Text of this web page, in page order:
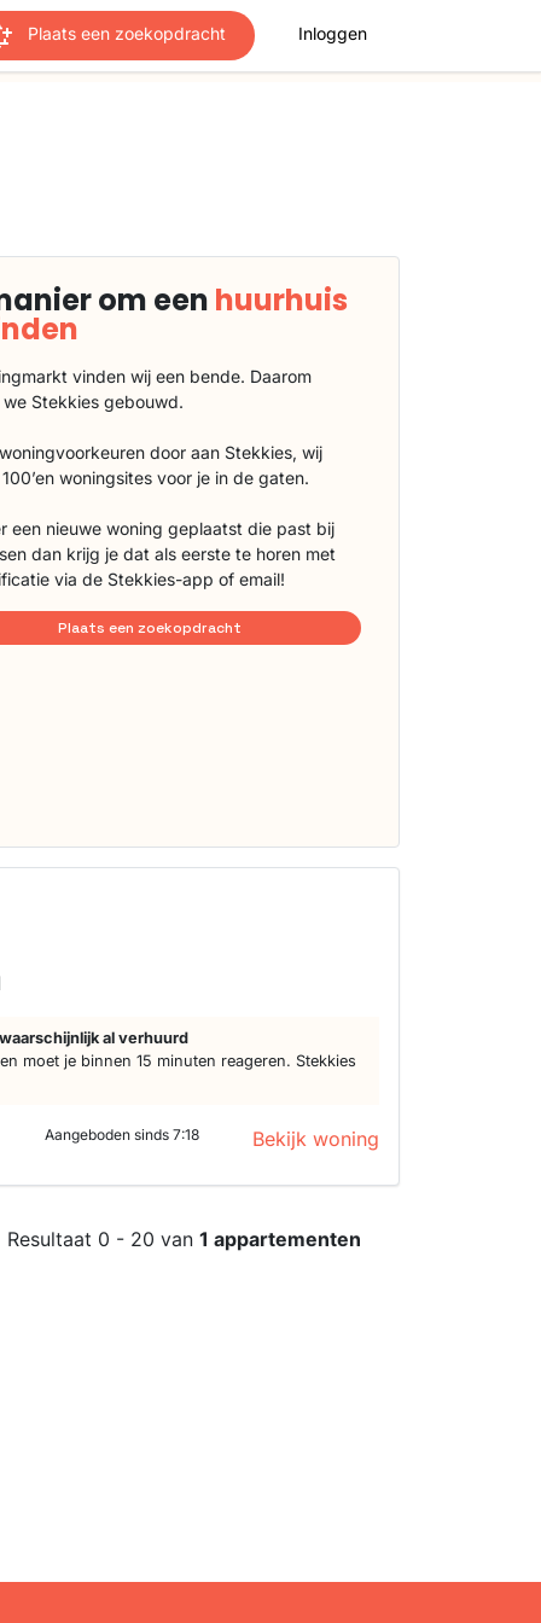
Plaats een zoekopdracht Inloggen
om een huurhuis
vinden wij een bende. Daarom
Stekkies gebouwd.
door aan Stekkies, wij
woningsites voor je in de gaten.
een nieuwe woning geplaatst die past bij
dan krijg je dat als eerste te horen met
via de Stekkies-app of email!
Plaats een zoekopdracht
al verhuurd
moet je binnen 15 minuten reageren. Stekkies
Aangeboden sinds 7:18 Bekijk woning
Resultaat 0 - 20 van 1 appartementen